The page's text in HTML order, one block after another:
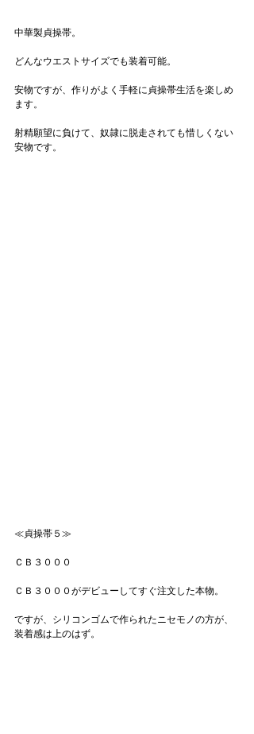
中華製貞操帯。
どんなウエストサイズでも装着可能。
安物ですが、作りがよく手軽に貞操帯生活を楽しめ
ます。
射精願望に負けて、奴隷に脱走されても惜しくない
安物です。
≪貞操帯５≫
ＣＢ３０００
ＣＢ３０００がデビューしてすぐ注文した本物。
ですが、シリコンゴムで作られたニセモノの方が、
装着感は上のはず。